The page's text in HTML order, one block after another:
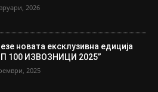
2026
новата ексклузивна едиција
100 ИЗВОЗНИЦИ 2025”
2025